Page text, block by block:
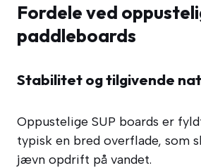
Fordele ved
paddleboards
Stabilitet og tilgivende
Oppustelige SUP boards er
typisk en bred overflade, som
jævn opdrift på vandet.